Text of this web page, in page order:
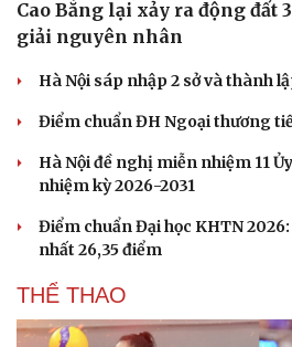
Cao Bằng lại xảy ra động đất
giải nguyên nhân
Hà Nội sáp nhập 2 sở và thành
Điểm chuẩn ĐH Ngoại thương
Hà Nội đề nghị miễn nhiệm 11
nhiệm kỳ 2026-2031
Điểm chuẩn Đại học KHTN
nhất 26,35 điểm
THỂ THAO